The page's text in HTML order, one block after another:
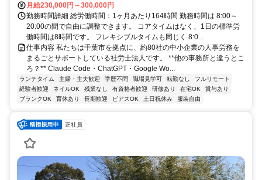
月給230,000円～300,000円
勤務時間詳細 総労働時間：1ヶ月あたり164時間 勤務時間は 8:00～
20:00の間で自由に調整できます。 コアタイムはなく、1日の標準労
働時間は8時間です。 フレキシブルタイムも同じく 8:0...
仕事内容 私たちは千葉市を拠点に、約80社の中小企業の人事労務を
まるごとサポートしている社労士法人です。 **他の事務所と違うとこ
ろ？** Claude Code・ChatGPT・Google Wo...
ランチタイム 主婦・主夫歓迎 学歴不問 職場見学可 転勤なし
フルリモート
経験者歓迎
ネイルOK 残業なし 有資格者歓迎 研修あり 在宅OK
賞与あり
ブランクOK
育休あり 長期歓迎 ピアスOK 土日祝休み 服装自由
正社員